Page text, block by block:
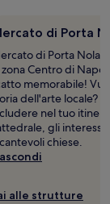
di Porta
di Porta
zona Centro di
memorabile!
dell'arte locale?
nel tuo
gli
chiese.
alle strutture